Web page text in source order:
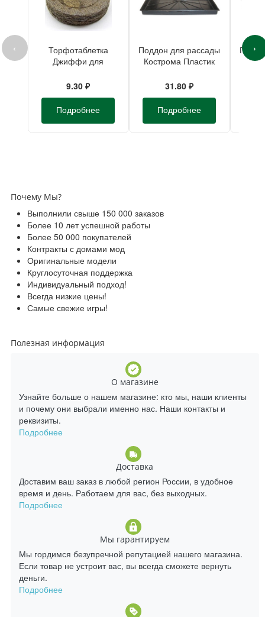
‹
Торфотаблетка
Джиффи для
9.30 ₽
Подробнее
Поддон для рассады
Кострома Пластик
21х21х1,7см
31.80 ₽
Подробнее
›
Почему Мы?
Выполнили свыше 150 000 заказов
Более 10 лет успешной работы
Более 50 000 покупателей
Контракты с домами мод
Оригинальные модели
Круглосуточная поддержка
Индивидуальный подход!
Всегда низкие цены!
Самые свежие игры!
Полезная информация
О магазине
Узнайте больше о нашем магазине: кто мы, наши клиенты
и почему они выбрали именно нас. Наши контакты и
реквизиты.
Подробнее
Доставка
Доставим ваш заказ в любой регион России, в удобное
время и день. Работаем для вас, без выходных.
Подробнее
Мы гарантируем
Мы гордимся безупречной репутацией нашего магазина.
Если товар не устроит вас, вы всегда сможете вернуть
деньги.
Подробнее